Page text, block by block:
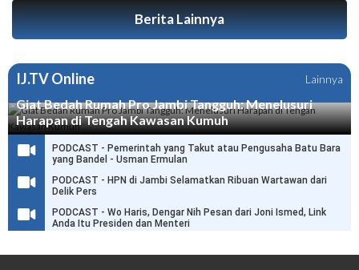
Berita Lainnya
IJ.TV Online Lainnya
Giat Bedah Rumah Pro Jambi Tangguh: Menelusuri
Harapan di Tengah Kawasan Kumuh
PODCAST - Pemerintah yang Takut atau Pengusaha Batu Bara
yang Bandel - Usman Ermulan
PODCAST - HPN di Jambi Selamatkan Ribuan Wartawan dari
Delik Pers
PODCAST - Wo Haris, Dengar Nih Pesan dari Joni Ismed, Link
Anda Itu Presiden dan Menteri